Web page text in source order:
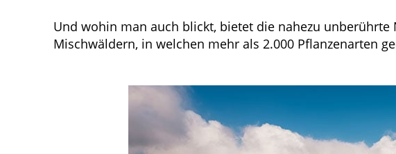
Und wohin man auch blickt, bietet die nahezu
Mischwäldern, in welchen mehr als 2.000 Pflanzenarten